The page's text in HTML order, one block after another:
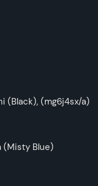
(Black), (mg6j4sx/a)
(Misty Blue)